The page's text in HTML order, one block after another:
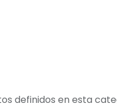
definidos en esta